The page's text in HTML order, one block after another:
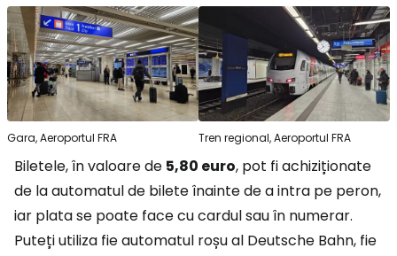
Gara, Aeroportul FRA Tren regional, Aeroportul FRA
Biletele, în valoare de 5,80 euro, pot fi achiziționate
de la automatul de bilete înainte de a intra pe peron,
iar plata se poate face cu cardul sau în numerar.
Puteți utiliza fie automatul roșu al Deutsche Bahn, fie